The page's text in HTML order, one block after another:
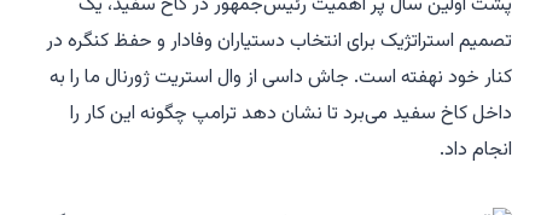
تصمیم استراتژیک برای انتخاب دستیاران وفادار و حفظ کنگره در
کنار خود نهفته است. جاش داسی از وال استریت ژورنال ما را به
داخل کاخ سفید می‌برد تا نشان دهد ترامپ چگونه این کار را
انجام داد.